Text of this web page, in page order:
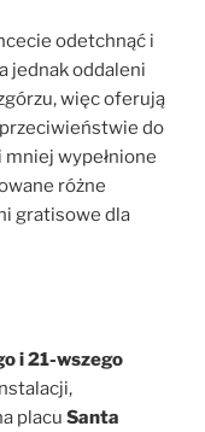
odetchnąć i
jednak oddaleni
więc oferują
do
wypełnione
różne
gratisowe dla
i 21-wszego
placu Santa